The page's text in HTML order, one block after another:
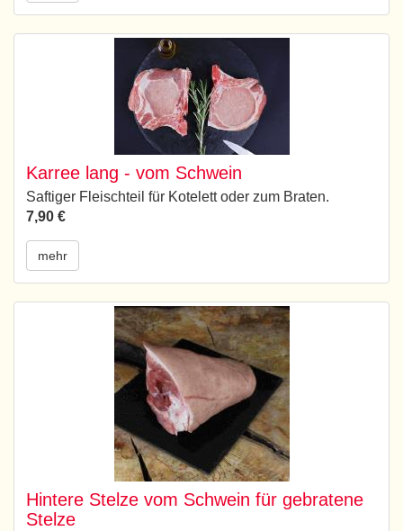
Karree lang - vom Schwein
Saftiger Fleischteil für Kotelett oder zum Braten.
7,90 €
mehr
Hintere Stelze vom Schwein für gebratene
Stelze